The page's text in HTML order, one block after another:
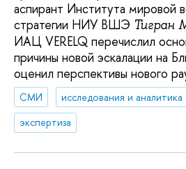
аспирант Института мировой
стратегии НИУ ВШЭ Тигран
ИАЦ VERELQ перечислил
причины новой эскалации на
оценил перспективы нового
СМИ
исследования и аналитика
экспертиза